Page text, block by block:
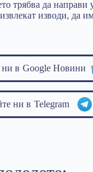
трябва да направи
изводи, да
ни в Google Новини
ни в Telegram